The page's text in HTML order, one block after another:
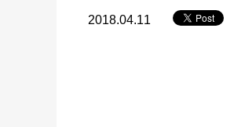
2018.04.11